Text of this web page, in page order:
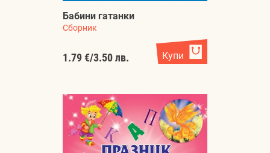
Бабини гатанки
Сборник
1.79 €/3.50 лв. Купи